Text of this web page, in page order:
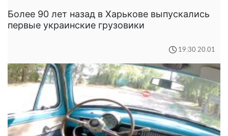
Более 90 лет назад в Харькове выпускались
первые украинские грузовики
19:30 20.01